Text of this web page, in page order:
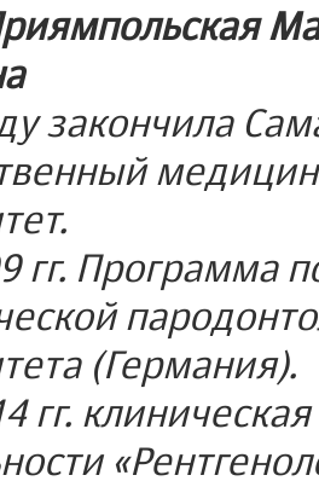
закончила
гг. Программа
(Германия).
гг.